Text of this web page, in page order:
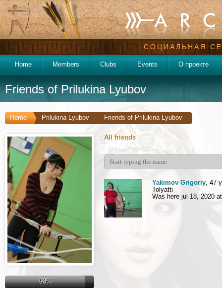
СОЦИАЛЬНАЯ
Home Members Clubs Events О проекте
Friends of Prilukina Lyubov
Home Prilukina Lyubov Friends of Prilukina Lyubov
90%
All friends
Yakimov Grigoriy, 47
Tolyatti
Was here jul 18, 2020